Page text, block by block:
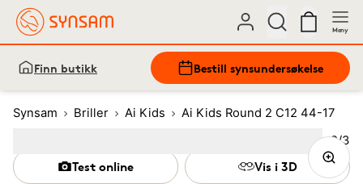
Meny
Finn butikk Bestill synsundersøkelse
Synsam Briller Ai Kids Ai Kids Round 2 C12 44-17
Test online Vis i 3D
Bilde
2/3
3